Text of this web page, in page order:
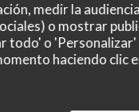
medir la
o mostrar
todo' o
haciendo clic